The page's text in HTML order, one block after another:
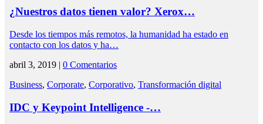
¿Nuestros datos tienen valor? Xerox…
Desde los tiempos más remotos, la humanidad ha estado en
contacto con los datos y ha…
abril 3, 2019 | 0 Comentarios
Business, Corporate, Corporativo, Transformación digital
IDC y Keypoint Intelligence -…